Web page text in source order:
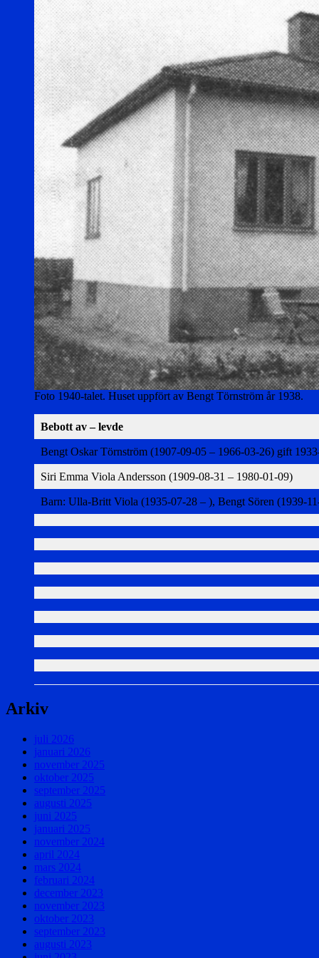
Foto 1940-talet. Huset uppfört av Bengt Törnström år 1938.
Bebott av – levde
Bengt Oskar Törnström (1907-09-05 – 1966-03-26) gift
Siri Emma Viola Andersson (1909-08-31 – 1980-01-09)
Barn: Ulla-Britt Viola (1935-07-28 – ), Bengt Sören (1939-
Arkiv
juli 2026
januari 2026
november 2025
oktober 2025
september 2025
augusti 2025
juni 2025
januari 2025
november 2024
april 2024
mars 2024
februari 2024
december 2023
november 2023
oktober 2023
september 2023
augusti 2023